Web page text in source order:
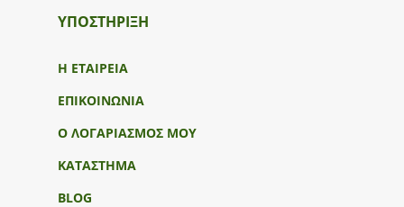
ΥΠΟΣΤΉΡΙΞΗ
Η ΕΤΑΙΡΕΙΑ
ΕΠΙΚΟΙΝΩΝΙΑ
Ο ΛΟΓΑΡΙΑΣΜΟΣ ΜΟΥ
ΚΑΤΑΣΤΗΜΑ
BLOG